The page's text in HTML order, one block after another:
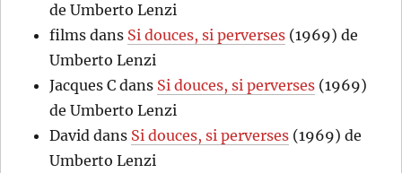
de Umberto Lenzi
films dans Si douces, si perverses (1969) de
Umberto Lenzi
Jacques C dans Si douces, si perverses (1969)
de Umberto Lenzi
David dans Si douces, si perverses (1969) de
Umberto Lenzi